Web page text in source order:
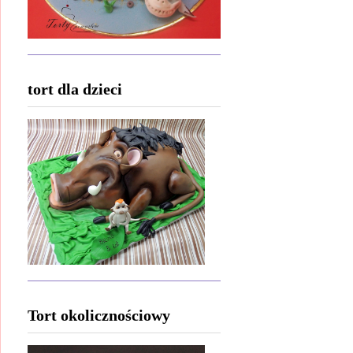
tort dla dzieci
Tort okolicznościowy